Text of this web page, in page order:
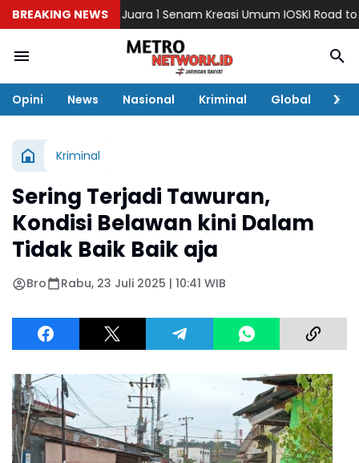
BREAKING NEWS
Ukir Prestasi Juara 1 Senam Kreasi Umum IOSKI Road to Fest
Opini News Nasional Kriminal Global
Kriminal
Sering Terjadi Tawuran,
Kondisi Belawan kini Dalam
Tidak Baik Baik aja
Bro Rabu, 23 Juli 2025 | 10:41 WIB